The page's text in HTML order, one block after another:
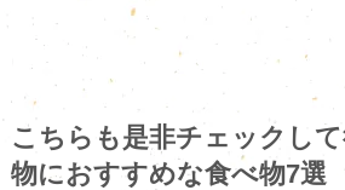
こちらも是非チェックし
物におすすめな食べ物7選